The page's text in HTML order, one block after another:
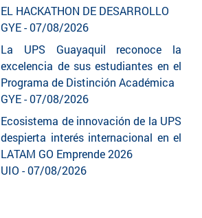
EL HACKATHON DE DESARROLLO
GYE - 07/08/2026
La UPS Guayaquil reconoce la
excelencia de sus estudiantes en el
Programa de Distinción Académica
GYE - 07/08/2026
Ecosistema de innovación de la UPS
despierta interés internacional en el
LATAM GO Emprende 2026
UIO - 07/08/2026